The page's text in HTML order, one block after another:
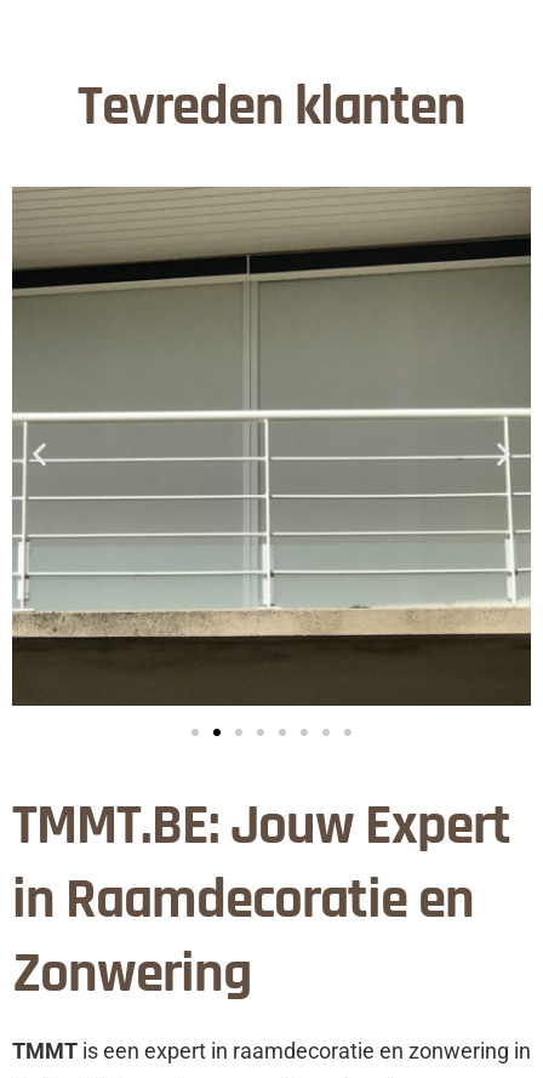
Tevreden klanten
TMMT.BE: Jouw Expert
in Raamdecoratie en
Zonwering
TMMT is een expert in raamdecoratie en zonwering in